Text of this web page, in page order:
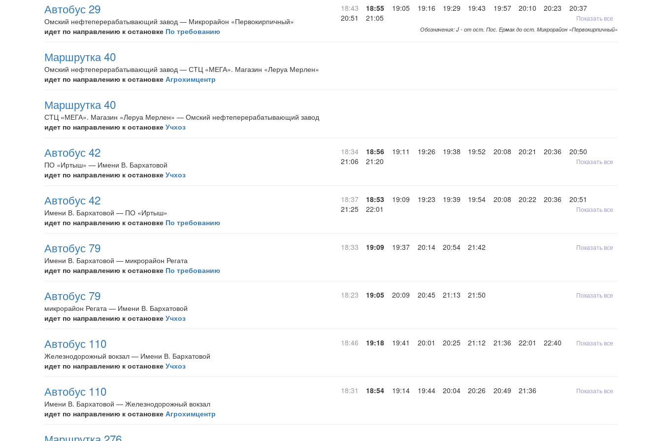
Автобус 29
Омский нефтеперерабатывающий завод — Микрорайон «Первокирпичный»
идет по направлению к остановке По требованию
18:43 18:55 19:05 19:16 19:29 19:43 19:57 20:10 20:23
20:37
20:51
21:05 Показать все
Обозначения: J - от ост. Пос. Ермак до ост. Микрорайон «Первокирпичный»
Маршрутка 40
Омский нефтеперерабатывающий завод — СТЦ «МЕГА». Магазин «Леруа Мерлен»
идет по направлению к остановке Агрохимцентр
Маршрутка 40
СТЦ «МЕГА». Магазин «Леруа Мерлен» — Омский нефтеперерабатывающий завод
идет по направлению к остановке Учхоз
Автобус 42
ПО «Иртыш» — Имени В. Бархатовой
идет по направлению к остановке Учхоз
18:34 18:56 19:11 19:26 19:38 19:52 20:08 20:21 20:36
20:50
21:06
21:20 Показать все
Автобус 42
Имени В. Бархатовой — ПО «Иртыш»
идет по направлению к остановке По требованию
18:37 18:53 19:09 19:23 19:39 19:54 20:08 20:22 20:36
20:51
21:25
22:01 Показать все
Автобус 79
Имени В. Бархатовой — микрорайон Регата
идет по направлению к остановке По требованию
18:33 19:09 19:37 20:14 20:54 21:42 Показать все
Автобус 79
микрорайон Регата — Имени В. Бархатовой
идет по направлению к остановке Учхоз
18:23 19:05 20:09 20:45 21:13 21:50 Показать все
Автобус 110
Железнодорожный вокзал — Имени В. Бархатовой
идет по направлению к остановке Учхоз
18:46 19:18 19:41 20:01 20:25 21:12 21:36 22:01 22:40 Показать все
Автобус 110
Имени В. Бархатовой — Железнодорожный вокзал
идет по направлению к остановке Агрохимцентр
18:31 18:54 19:14 19:44 20:04 20:26 20:49 21:36 Показать все